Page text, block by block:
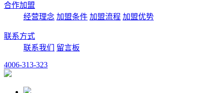
合作加盟
经营理念 加盟条件 加盟流程 加盟优势
联系方式
联系我们
留言板
4006-313-323